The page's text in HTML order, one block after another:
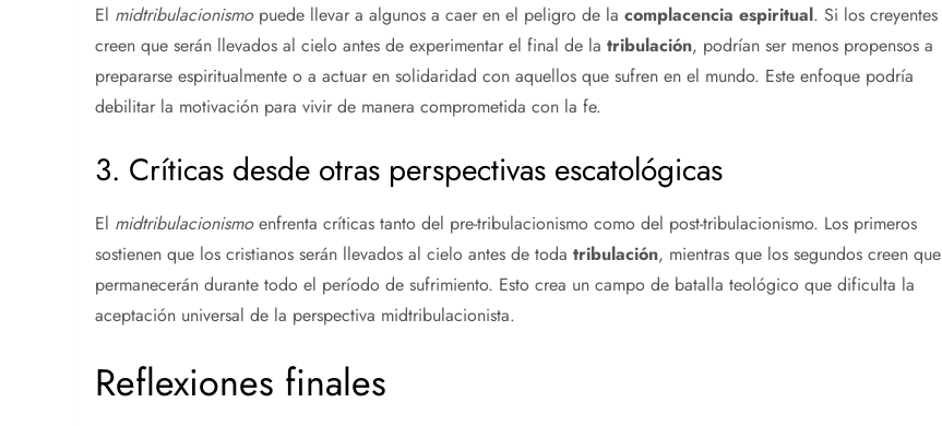
El midtribulacionismopuede llevar a algunos a caer en el peligro de lacomplacencia espiritual. Si los creyentes
creen que serán llevados al cielo antes de experimentar el final de latribulación, podrían ser menos propensos a
prepararse espiritualmente o a actuar en solidaridad con aquellos que sufren en el mundo. Este enfoque podría
debilitar la motivación para vivir de manera comprometida con la fe.
3. Críticas desde otras perspectivas escatológicas
El midtribulacionismoenfrenta críticas tanto del pre-tribulacionismo como del post-tribulacionismo. Los primeros
sostienen que los cristianos serán llevados al cielo antes de todatribulación, mientras que los segundos creen que
permanecerán durante todo el período de sufrimiento. Esto crea un campo de batalla teológico que dificulta la
aceptación universal de la perspectiva midtribulacionista.
Reflexiones finales